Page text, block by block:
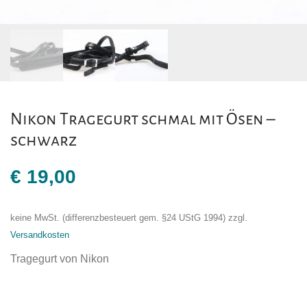
Nikon Tragegurt schmal mit Ösen –
schwarz
€ 19,00
keine MwSt. (differenzbesteuert gem. §24 UStG 1994) zzgl.
Versandkosten
Tragegurt von Nikon